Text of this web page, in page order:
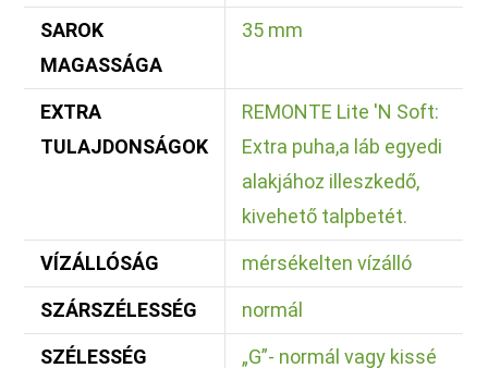
SAROK
MAGASSÁGA
35 mm
EXTRA
TULAJDONSÁGOK
REMONTE Lite 'N Soft:
Extra puha,a láb egyedi
alakjához illeszkedő,
kivehető talpbetét.
VÍZÁLLÓSÁG mérsékelten vízálló
SZÁRSZÉLESSÉG normál
SZÉLESSÉG „G”- normál vagy kissé